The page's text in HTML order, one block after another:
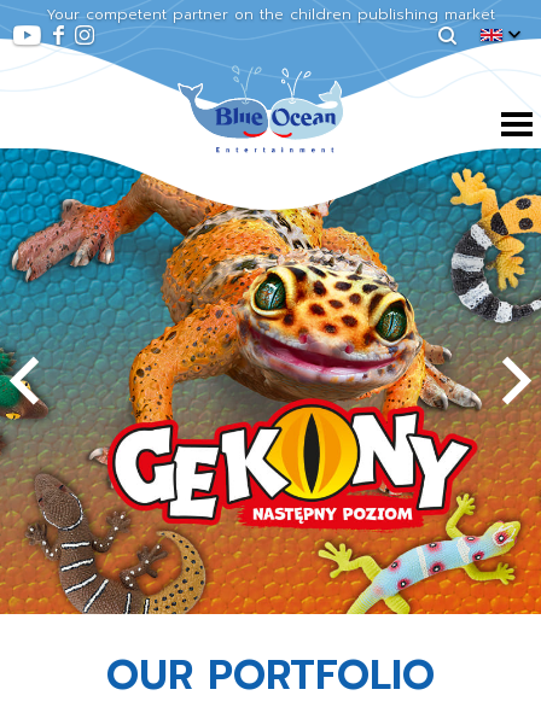
Your competent partner on the children publishing market
OUR PORTFOLIO